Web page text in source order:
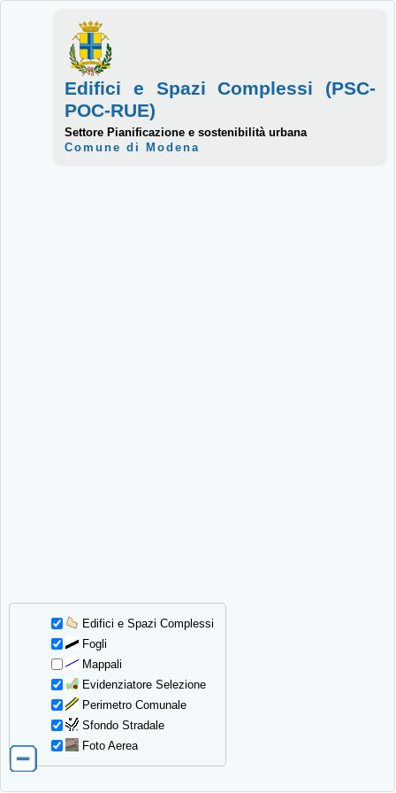
Edifici e Spazi Complessi
Fogli
Mappali
Evidenziatore Selezione
Perimetro Comunale
Sfondo Stradale
Foto Aerea
Edifici e Spazi Complessi (PSC-
POC-RUE)
Settore Pianificazione e sostenibilità urbana
Comune di Modena